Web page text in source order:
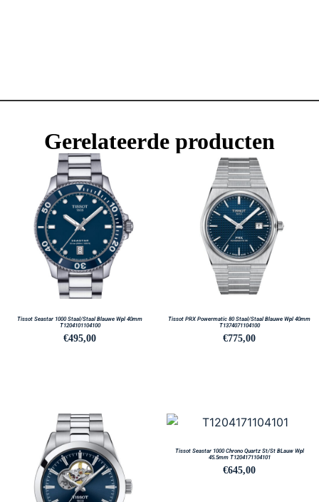
Gerelateerde producten
Tissot Seastar 1000 Staal/Staal Blauwe Wpl 40mm
T1204101104100
€495,00
Tissot PRX Powermatic 80 Staal/Staal Blauwe Wpl 40mm
T1374071104100
€775,00
Tissot Seastar 1000 Chrono Quartz St/St BLauw Wpl
45.5mm T1204171104101
€645,00